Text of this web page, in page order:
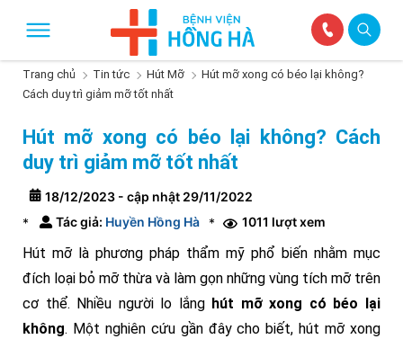
Trang chủ Tin tức Hút Mỡ
Hút mỡ xong có béo lại không?
Cách duy trì giảm mỡ tốt nhất
Hút mỡ xong có béo lại không? Cách
duy trì giảm mỡ tốt nhất
18/12/2023 - cập nhật 29/11/2022
*
Tác giả: Huyền Hồng Hà * 1011 lượt xem
Hút mỡ là phương pháp thẩm mỹ phổ biến nhằm mục
đích loại bỏ mỡ thừa và làm gọn những vùng tích mỡ trên
cơ thể. Nhiều người lo lắnghút mỡ xong có béo lại
không. Một nghiên cứu gần đây cho biết, hút mỡ xong